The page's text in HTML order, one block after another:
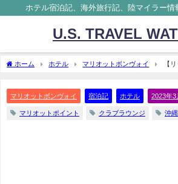
ホテル宿泊記、海外旅行記、陸マイラー情
U.S. TRAVEL
ホーム ホテル マリオットボンヴォイ
【
マリオットボンヴォイ 宿泊記 ホテル 2023年3
マリオットポイント クラブラウンジ 沖